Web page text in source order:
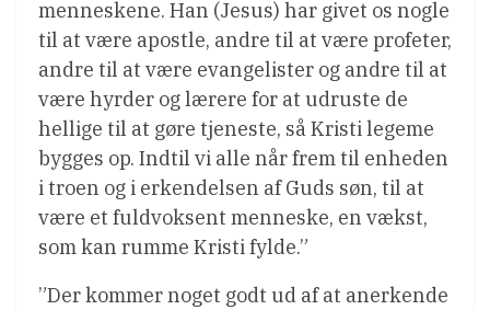
menneskene. Han (Jesus) har givet os nogle
til at være apostle, andre til at være profeter,
andre til at være evangelister og andre til at
være hyrder og lærere for at udruste de
hellige til at gøre tjeneste, så Kristi legeme
bygges op. Indtil vi alle når frem til enheden
i troen og i erkendelsen af Guds søn, til at
være et fuldvoksent menneske, en vækst,
som kan rumme Kristi fylde.”
”Der kommer noget godt ud af at anerkende